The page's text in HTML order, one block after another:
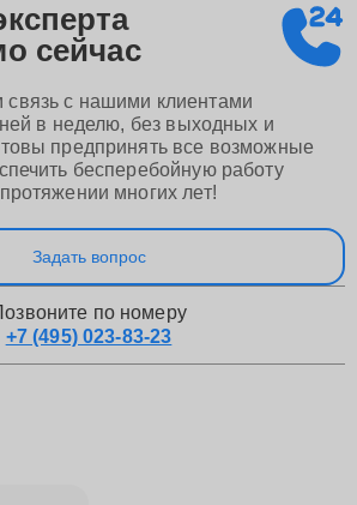
сейчас
с нашими клиентами
в неделю, без выходных и
предпринять все возможные
бесперебойную работу
многих лет!
Задать вопрос
по номеру
+7 (495) 023-83-23